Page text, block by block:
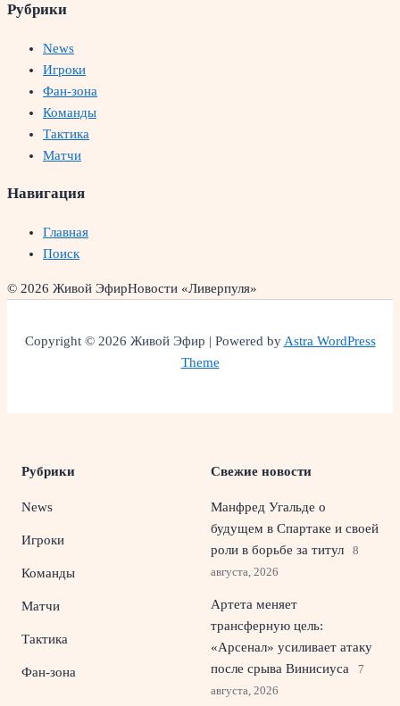
Рубрики
News
Игроки
Фан-зона
Команды
Тактика
Матчи
Навигация
Главная
Поиск
© 2026 Живой ЭфирНовости «Ливерпуля»
Copyright © 2026 Живой Эфир | Powered byAstra WordPress
Theme
Рубрики
News
Игроки
Команды
Матчи
Тактика
Фан-зона
Свежие новости
Манфред Угальде о
будущем в Спартаке и своей
роли в борьбе за титул
8
августа, 2026
Артета меняет
трансферную цель:
«Арсенал» усиливает атаку
после срыва Винисиуса
7
августа, 2026